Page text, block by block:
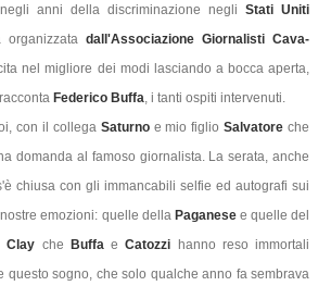
anni della discriminazione negli Stati Uniti
organizzata dall'Associazione Giornalisti Cava-
nel migliore dei modi lasciando a bocca aperta,
Federico Buffa , i tanti ospiti intervenuti.
con il collega Saturnoe mio figlioSalvatoreche
domanda al famoso giornalista. La serata, anche
chiusa con gli immancabili selfie ed autografi sui
emozioni: quelle della Paganesee quelle del
Clay che Buffa eCatozzi hanno reso immortali
questo sogno, che solo qualche anno fa sembrava